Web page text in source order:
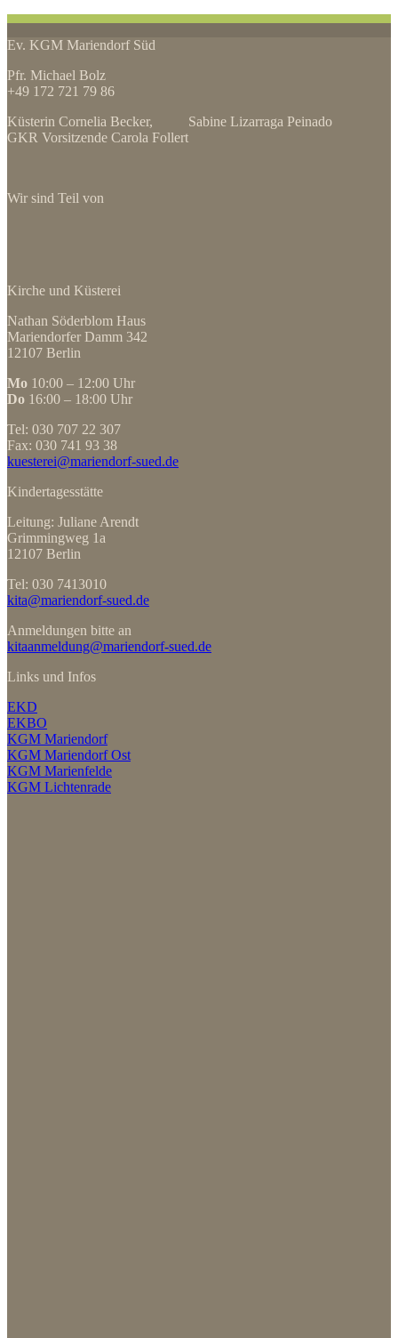
Ev. KGM Mariendorf Süd
Pfr. Michael Bolz
+49 172 721 79 86
Küsterin Cornelia Becker, Sabine Lizarraga Peinado
GKR Vorsitzende Carola Follert
Wir sind Teil von
Kirche und Küsterei
Nathan Söderblom Haus
Mariendorfer Damm 342
12107 Berlin
Mo 10:00 – 12:00 Uhr
Do 16:00 – 18:00 Uhr
Tel: 030 707 22 307
Fax: 030 741 93 38
kuesterei@mariendorf-sued.de
Kindertagesstätte
Leitung: Juliane Arendt
Grimmingweg 1a
12107 Berlin
Tel: 030 7413010
kita@mariendorf-sued.de
Anmeldungen bitte an
kitaanmeldung@mariendorf-sued.de
Links und Infos
EKD
EKBO
KGM Mariendorf
KGM Mariendorf Ost
KGM Marienfelde
KGM Lichtenrade